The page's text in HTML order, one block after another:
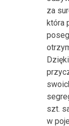
za
która
szt.
w